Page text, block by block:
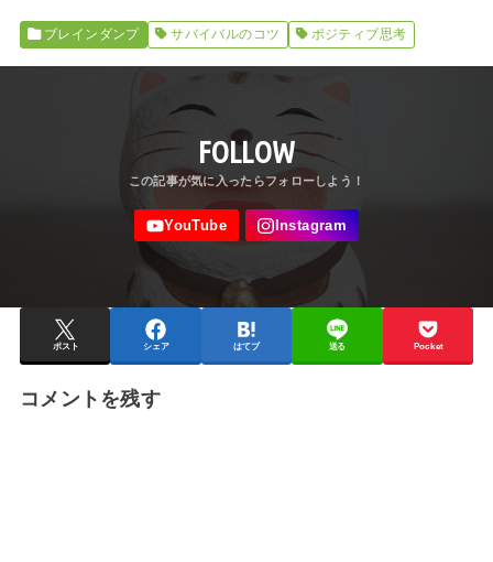
ブレインダンプ サバイバルのコツ ポジティブ思考
FOLLOW
ポスト シェア はてブ 送る Pocket
コメントを残す